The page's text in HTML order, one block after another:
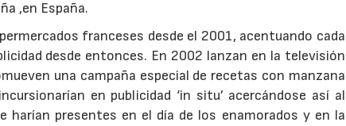
,en España.
franceses desde el 2001, acentuando cada
desde entonces. En 2002 lanzan en la televisión
una campaña especial de recetas con manzana
en publicidad ‘in situ’ acercándose así al
presentes en el día de los enamorados y en la